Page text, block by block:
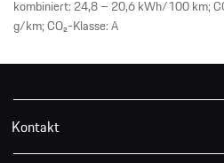
kombiniert: 24,8 – 20,6 kWh/100 km;
g/km; CO₂-Klasse: A
Kontakt